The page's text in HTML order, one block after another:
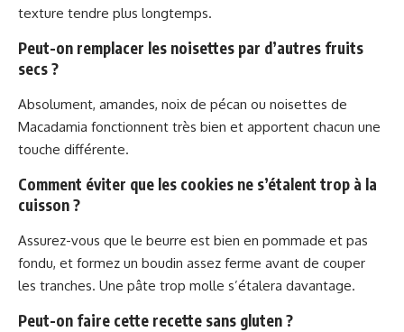
texture tendre plus longtemps.
Peut-on remplacer les noisettes par d’autres fruits
secs ?
Absolument, amandes, noix de pécan ou noisettes de
Macadamia fonctionnent très bien et apportent chacun une
touche différente.
Comment éviter que les cookies ne s’étalent trop à la
cuisson ?
Assurez-vous que le beurre est bien en pommade et pas
fondu, et formez un boudin assez ferme avant de couper
les tranches. Une pâte trop molle s’étalera davantage.
Peut-on faire cette recette sans gluten ?